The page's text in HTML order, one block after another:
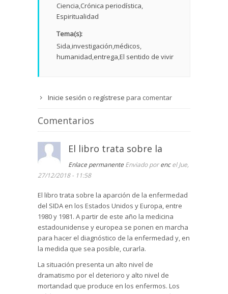
Ciencia Crónica periodística
Espiritualidad
Tema(s):
Sida investigación médicos
humanidad entrega El sentido de vivir
Inicie sesión o regístrese para comentar
Comentarios
El libro trata sobre la
Enlace permanente Enviado porencel Jue,
27/12/2018 - 11:58
El libro trata sobre la aparción de la enfermedad
del SIDA en los Estados Unidos y Europa, entre
1980 y 1981. A partir de este año la medicina
estadounidense y europea se ponen en marcha
para hacer el diagnóstico de la enfermedad y, en
la medida que sea posible, curarla.
La situación presenta un alto nivel de
dramatismo por el deterioro y alto nivel de
mortandad que produce en los enfermos. Los